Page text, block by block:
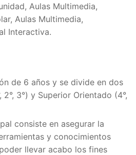
Aulas Multimedia,
Aulas Multimedia,
Interactiva.
de 6 años y se divide en dos
2°, 3°) y Superior Orientado (4°,
consiste en asegurar la
y conocimientos
llevar acabo los fines